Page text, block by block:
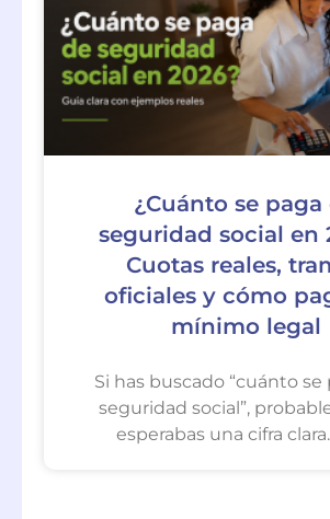
¿Cuánto se paga
seguridad social en
Cuotas reales,
oficiales y cómo
mínimo legal
Si has buscado “cuánto se
seguridad social”,
esperabas una cifra